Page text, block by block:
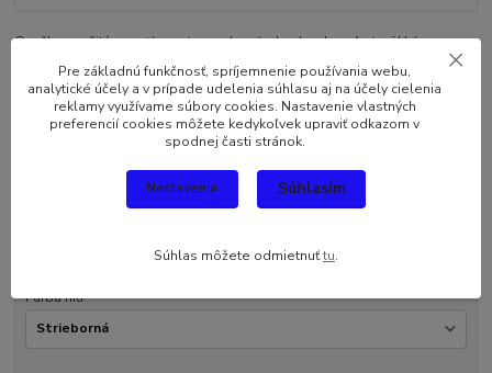
Osuška s vyšitým motívom je vyrobená z bavlny. Je veľmi mäkká a
vysoko savá z príjemne mäkkého materiálu. K farbeniu boli použité
farbivá najlepšej kvality, ktoré zabezpečujú trvalosť farby hoci aj po
viacerých praniach. Materiál: 100 % bavlna; Rozmer: 140cm x 70cm;
Gramáž: 400g/m2 Návod: 1.-Vyber...celý popis
Skladom
Farba nití
Pre základnú funkčnosť, spríjemnenie používania webu,
analytické účely a v prípade udelenia súhlasu aj na účely cielenia
reklamy využívame súbory cookies. Nastavenie vlastných
preferencií cookies môžete kedykoľvek upraviť odkazom v
spodnej časti stránok.
Nastavenia Súhlasím
Súhlas môžete odmietnuťtu.